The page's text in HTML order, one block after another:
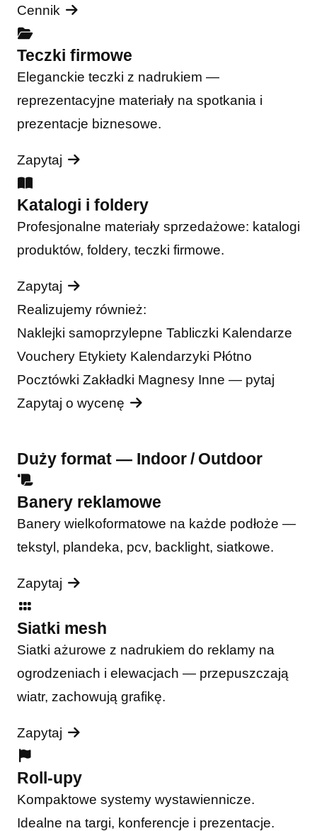
Cennik
Teczki firmowe
Eleganckie teczki z nadrukiem —
reprezentacyjne materiały na spotkania i
prezentacje biznesowe.
Zapytaj
Katalogi i foldery
Profesjonalne materiały sprzedażowe: katalogi
produktów, foldery, teczki firmowe.
Zapytaj
Realizujemy również:
Naklejki samoprzylepne Tabliczki Kalendarze
Vouchery Etykiety Kalendarzyki Płótno
Pocztówki Zakładki Magnesy Inne — pytaj
Zapytaj o wycenę
Duży format — Indoor / Outdoor
Banery reklamowe
Banery wielkoformatowe na każde podłoże —
tekstyl, plandeka, pcv, backlight, siatkowe.
Zapytaj
Siatki mesh
Siatki ażurowe z nadrukiem do reklamy na
ogrodzeniach i elewacjach — przepuszczają
wiatr, zachowują grafikę.
Zapytaj
Roll-upy
Kompaktowe systemy wystawiennicze.
Idealne na targi, konferencje i prezentacje.